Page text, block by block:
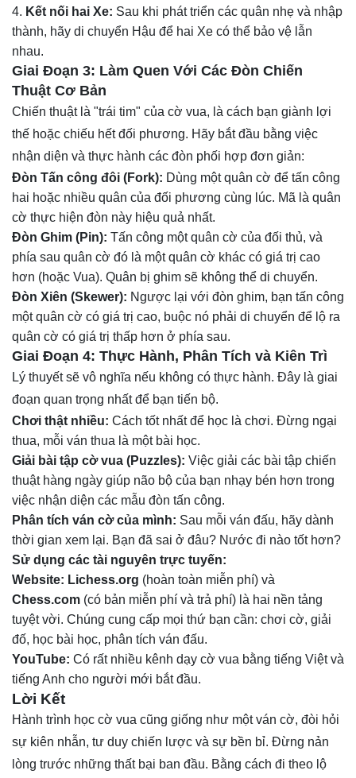
Kết nối hai Xe: Sau khi phát triển các quân nhẹ và nhập
thành, hãy di chuyển Hậu để hai Xe có thể bảo vệ lẫn
nhau.
Giai Đoạn 3: Làm Quen Với Các Đòn Chiến
Thuật Cơ Bản
Chiến thuật là "trái tim" của cờ vua, là cách bạn giành lợi
thế hoặc chiếu hết đối phương. Hãy bắt đầu bằng việc
nhận diện và thực hành các đòn phối hợp đơn giản:
Đòn Tấn công đôi (Fork): Dùng một quân cờ để tấn công
hai hoặc nhiều quân của đối phương cùng lúc. Mã là quân
cờ thực hiện đòn này hiệu quả nhất.
Đòn Ghim (Pin): Tấn công một quân cờ của đối thủ, và
phía sau quân cờ đó là một quân cờ khác có giá trị cao
hơn (hoặc Vua). Quân bị ghim sẽ không thể di chuyển.
Đòn Xiên (Skewer): Ngược lại với đòn ghim, bạn tấn công
một quân cờ có giá trị cao, buộc nó phải di chuyển để lộ ra
quân cờ có giá trị thấp hơn ở phía sau.
Giai Đoạn 4: Thực Hành, Phân Tích và Kiên Trì
Lý thuyết sẽ vô nghĩa nếu không có thực hành. Đây là giai
đoạn quan trọng nhất để bạn tiến bộ.
Chơi thật nhiều: Cách tốt nhất để học là chơi. Đừng ngại
thua, mỗi ván thua là một bài học.
Giải bài tập cờ vua (Puzzles): Việc giải các bài tập chiến
thuật hàng ngày giúp não bộ của bạn nhạy bén hơn trong
việc nhận diện các mẫu đòn tấn công.
Phân tích ván cờ của mình: Sau mỗi ván đấu, hãy dành
thời gian xem lại. Bạn đã sai ở đâu? Nước đi nào tốt hơn?
Sử dụng các tài nguyên trực tuyến:
Website: Lichess.org (hoàn toàn miễn phí) và
Chess.com (có bản miễn phí và trả phí) là hai nền tảng
tuyệt vời. Chúng cung cấp mọi thứ bạn cần: chơi cờ, giải
đố, học bài học, phân tích ván đấu.
YouTube: Có rất nhiều kênh dạy cờ vua bằng tiếng Việt và
tiếng Anh cho người mới bắt đầu.
Lời Kết
Hành trình học cờ vua cũng giống như một ván cờ, đòi hỏi
sự kiên nhẫn, tư duy chiến lược và sự bền bỉ. Đừng nản
lòng trước những thất bại ban đầu. Bằng cách đi theo lộ